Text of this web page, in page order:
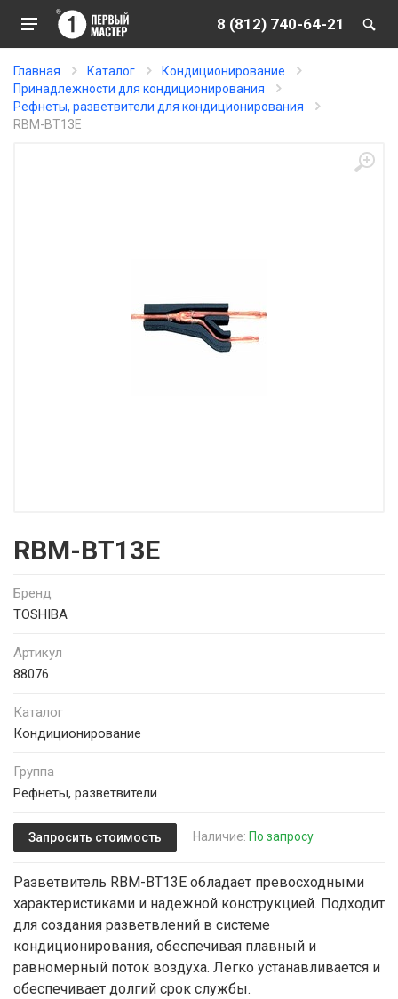
8 (812) 740-64-21
Главная Каталог
Кондиционирование
Принадлежности для кондиционирования
Рефнеты, разветвители для кондиционирования
RBM-BT13E
RBM-BT13E
Бренд
TOSHIBA
Артикул
88076
Каталог
Кондиционирование
Группа
Рефнеты, разветвители
Запросить стоимость Наличие: По запросу
Разветвитель RBM-BT13E обладает превосходными
характеристиками и надежной конструкцией. Подходит
для создания разветвлений в системе
кондиционирования, обеспечивая плавный и
равномерный поток воздуха. Легко устанавливается и
обеспечивает долгий срок службы.